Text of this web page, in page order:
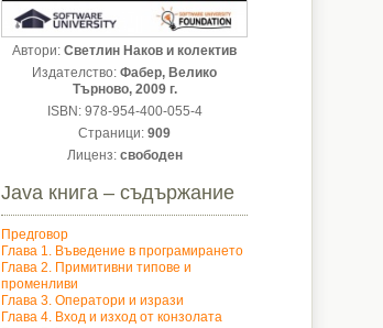
Автори:Светлин Наков и колектив
Издателство:Фабер, Велико
Търново, 2009 г.
ISBN: 978-954-400-055-4
Страници:909
Лиценз: свободен
Java книга – съдържание
Предговор
Глава 1. Въведение в програмирането
Глава 2. Примитивни типове и
променливи
Глава 3. Оператори и изрази
Глава 4. Вход и изход от конзолата